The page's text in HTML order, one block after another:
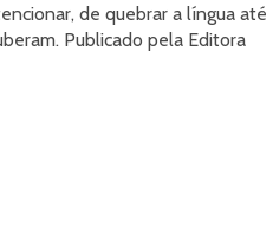
de quebrar a língua até
Publicado pela Editora